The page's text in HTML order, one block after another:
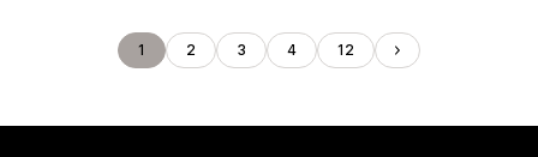
1 2 3 4 12